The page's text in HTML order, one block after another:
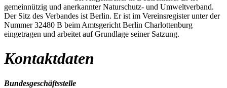
gemeinnützig und anerkannter Naturschutz- und Umweltverband.
Der Sitz des Verbandes ist Berlin. Er ist im Vereinsregister unter der
Nummer 32480 B beim Amtsgericht Berlin Charlottenburg
eingetragen und arbeitet auf Grundlage seiner Satzung.
Kontaktdaten
Bundesgeschäftsstelle